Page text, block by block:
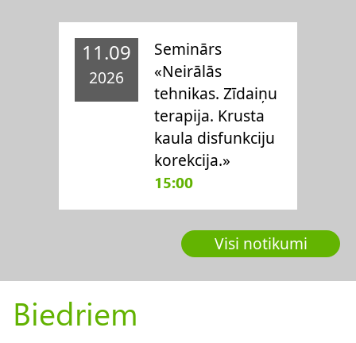
11.09
2026
Seminārs
«Neirālās
tehnikas. Zīdaiņu
terapija. Krusta
kaula disfunkciju
korekcija.»
15:00
Visi notikumi
Biedriem